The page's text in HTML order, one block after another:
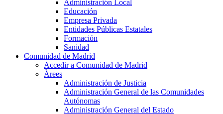
Administración Local
Educación
Empresa Privada
Entidades Públicas Estatales
Formación
Sanidad
Comunidad de Madrid
Accedir a Comunidad de Madrid
Àrees
Administración de Justicia
Administración General de las Comunidades
Autónomas
Administración General del Estado